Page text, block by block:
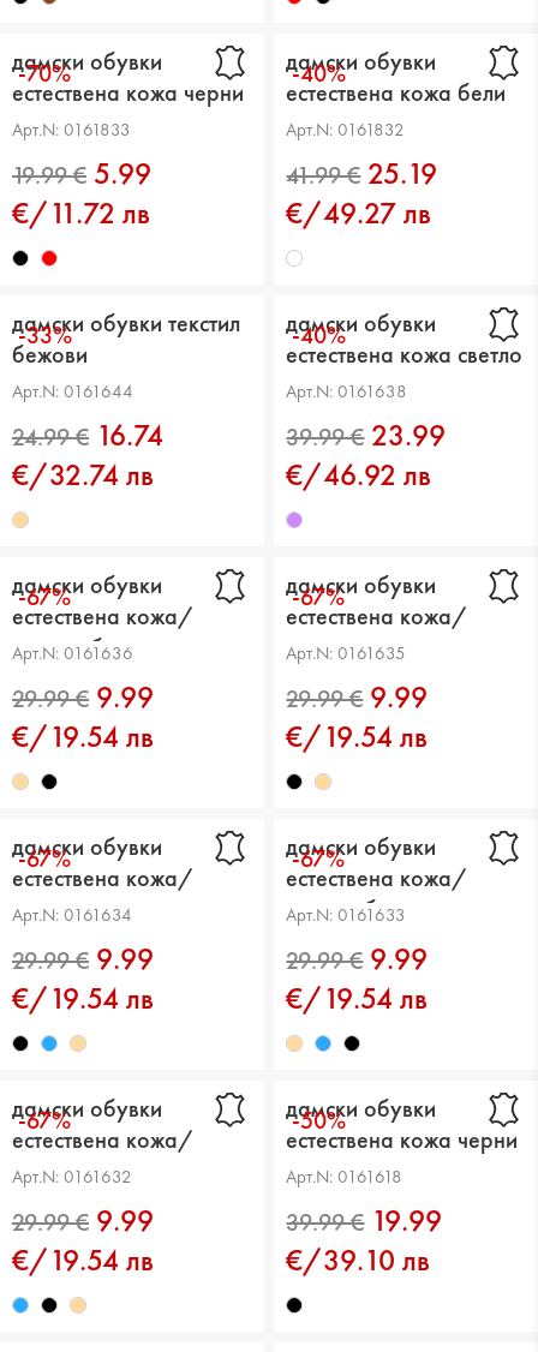
19.99 € 19.99 €
-70%
дамски обувки
естествена кожа черни
Арт.N: 0161833
19.99 €
5.99
€/11.72 лв
-40%
дамски обувки
естествена кожа бели
Арт.N: 0161832
25.19
€/49.27 лв
-33%
дамски обувки текстил
бежови
Арт.N: 0161644
24.99 €
16.74
€/32.74 лв
-40%
дамски обувки
естествена кожа светло
лилави
Арт.N: 0161638
39.99 €
23.99
€/46.92 лв
-67%
дамски обувки
естествена кожа/
текстил бежови
Арт.N: 0161636
29.99 €
9.99
€/19.54 лв
-67%
дамски обувки
естествена кожа/
текстил черни
Арт.N: 0161635
29.99 €
9.99
€/19.54 лв
-67%
дамски обувки
естествена кожа/
текстил черни
Арт.N: 0161634
9.99
€/19.54 лв
-67%
дамски обувки
естествена кожа/
текстил бежови
Арт.N: 0161633
9.99
€/19.54 лв
-67%
дамски обувки
естествена кожа/
текстил сини
Арт.N: 0161632
9.99
€/19.54 лв
-50%
дамски обувки
естествена кожа черни
Арт.N: 0161618
19.99
€/39.10 лв